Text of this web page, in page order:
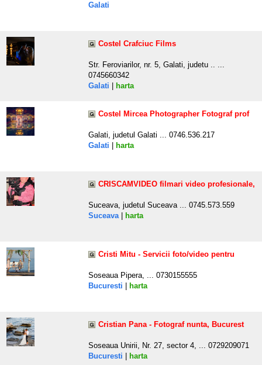
Galati
Costel Crafciuc Films
Str. Feroviarilor, nr. 5, Galati, judetu .. ...
0745660342
Galati
harta
Costel Mircea Photographer Fotograf prof
Galati, judetul Galati ... 0746.536.217
Galati
harta
CRISCAMVIDEO filmari video profesionale,
Suceava, judetul Suceava ... 0745.573.559
Suceava| harta
Cristi Mitu - Servicii foto/video pentru
Soseaua Pipera, ... 0730155555
Bucuresti
harta
Cristian Pana - Fotograf nunta, Bucurest
Soseaua Unirii, Nr. 27, sector 4, ... 0729209071
Bucuresti
harta